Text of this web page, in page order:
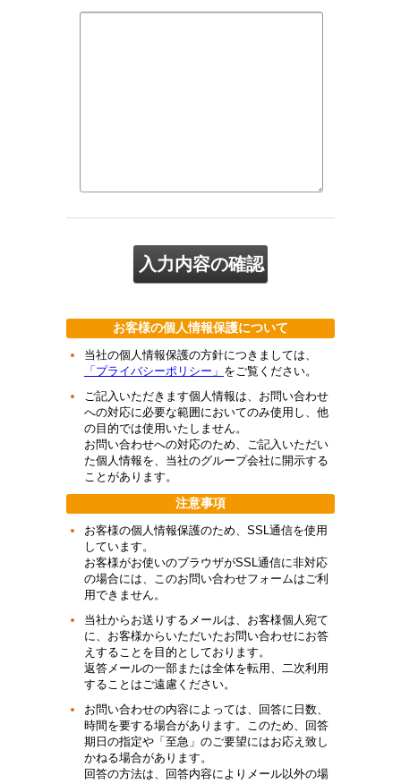
お客様の個人情報保護について
当社の個人情報保護の方針につきましては、
「プライバシーポリシー」 をご覧ください。
ご記入いただきます個人情報は、お問い合わせ
への対応に必要な範囲においてのみ使用し、他
の目的では使用いたしません。
お問い合わせへの対応のため、ご記入いただい
た個人情報を、当社のグループ会社に開示する
ことがあります。
注意事項
お客様の個人情報保護のため、SSL通信を使用
しています。
お客様がお使いのブラウザがSSL通信に非対応
の場合には、このお問い合わせフォームはご利
用できません。
当社からお送りするメールは、お客様個人宛て
に、お客様からいただいたお問い合わせにお答
えすることを目的としております。
返答メールの一部または全体を転用、二次利用
することはご遠慮ください。
お問い合わせの内容によっては、回答に日数、
時間を要する場合があります。このため、回答
期日の指定や「至急」のご要望にはお応え致し
かねる場合があります。
回答の方法は、回答内容によりメール以外の場